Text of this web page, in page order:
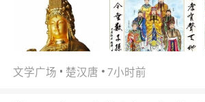
文学广场 楚汉唐 7小时前